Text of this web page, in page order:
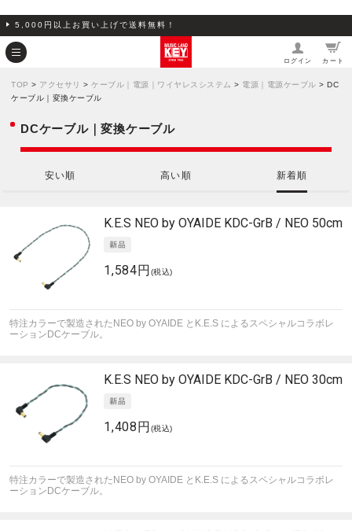
5,000円以上お買い上げで送料無料！
ログイン カート
TOP > アクセサリ > ケーブル｜電源｜ワイヤレスシステム > 電源｜電源ケーブル > DC
ケーブル｜変換ケーブル
DCケーブル｜変換ケーブル
安い順 高い順 新着順
K.E.S NEO by OYAIDE KDC-GrB / NEO 50cm
1,584円 (税込)
特注カラーで製造されたNEO by OYAIDE とK.E.S によるスペシャルコラボレ
ーションDCケーブル。
K.E.S NEO by OYAIDE KDC-GrB / NEO 30cm
1,408円 (税込)
特注カラーで製造されたNEO by OYAIDE とK.E.S によるスペシャルコラボレ
ーションDCケーブル。